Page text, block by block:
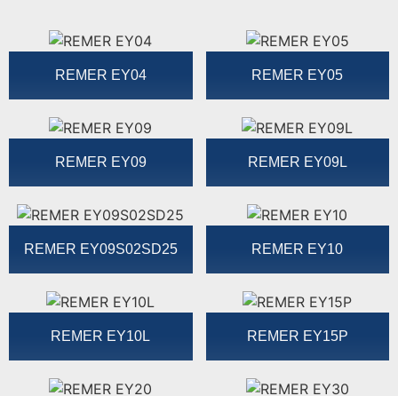
REMER EY04 REMER EY05
REMER EY09 REMER EY09L
REMER EY09S02SD25 REMER EY10
REMER EY10L REMER EY15P